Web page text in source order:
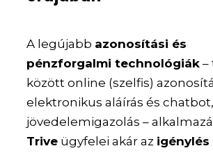
A legújabb azonosítási és
pénzforgalmi technológiák –
között online (szelfis)
elektronikus aláírás és chatbot,
jövedelemigazolás –
Trive ügyfelei akár az igénylés